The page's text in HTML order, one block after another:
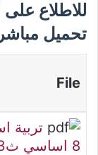
للاطلاع
تحميل
File
تربية
8 اساسي ث3